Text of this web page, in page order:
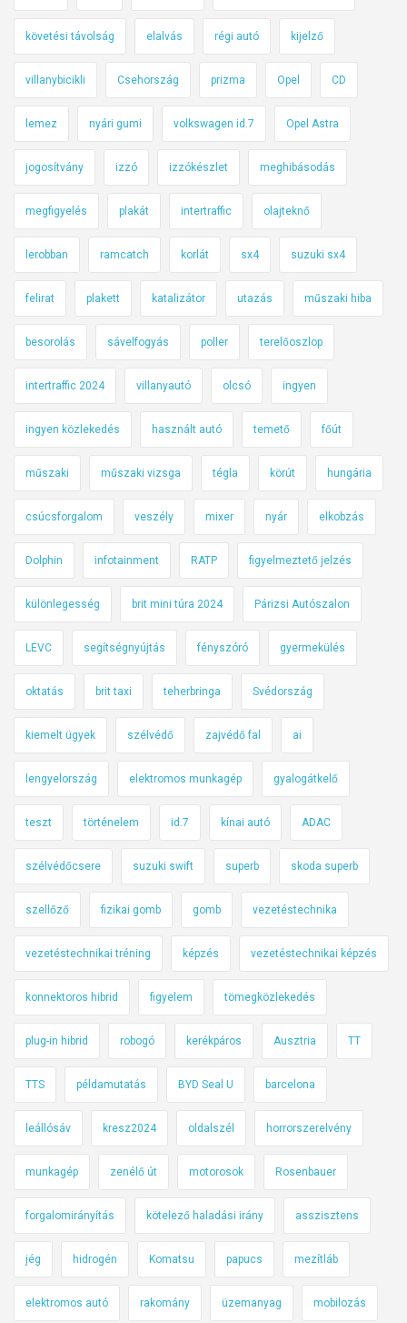
követési távolság elalvás régi autó kijelző
villanybicikli Csehország prizma Opel CD
lemez nyári gumi volkswagen id.7 Opel Astra
jogosítvány izzó izzókészlet meghibásodás
megfigyelés plakát intertraffic olajteknő
lerobban ramcatch korlát sx4 suzuki sx4
felirat plakett katalizátor utazás műszaki hiba
besorolás sávelfogyás poller terelőoszlop
intertraffic 2024 villanyautó olcsó ingyen
ingyen közlekedés használt autó temető főút
műszaki műszaki vizsga tégla körút hungária
csúcsforgalom veszély mixer nyár elkobzás
Dolphin infotainment RATP figyelmeztető jelzés
különlegesség brit mini túra 2024 Párizsi Autószalon
LEVC segítségnyújtás fényszóró gyermekülés
oktatás brit taxi teherbringa Svédország
kiemelt ügyek szélvédő zajvédő fal ai
lengyelország elektromos munkagép gyalogátkelő
teszt történelem id.7 kínai autó ADAC
szélvédőcsere suzuki swift superb skoda superb
szellőző fizikai gomb gomb vezetéstechnika
vezetéstechnikai tréning képzés vezetéstechnikai képzés
konnektoros hibrid figyelem tömegközlekedés
plug-in hibrid robogó kerékpáros Ausztria TT
TTS példamutatás BYD Seal U barcelona
leállósáv kresz2024 oldalszél horrorszerelvény
munkagép zenélő út motorosok Rosenbauer
forgalomirányítás kötelező haladási irány asszisztens
jég hidrogén Komatsu papucs mezítláb
elektromos autó rakomány üzemanyag mobilozás